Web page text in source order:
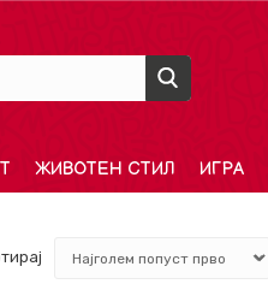
ЖИВОТЕН СТИЛ ИГРА